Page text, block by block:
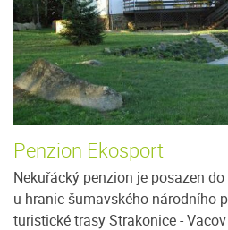
Penzion Ekosport
Nekuřácký penzion je posazen
u hranic šumavského národního
turistické trasy Strakonice - Vacov